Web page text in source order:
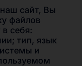
Телефон
+7 (495)
280-02-13
сайт, Вы
файлов
себя:
тип, язык
и